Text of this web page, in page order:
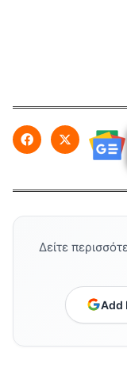
Δείτε
Add